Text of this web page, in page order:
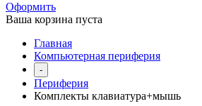
Оформить
Ваша корзина пуста
Главная
Компьютерная периферия
-
Периферия
Комплекты клавиатура+мышь